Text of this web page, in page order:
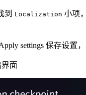
到 Localization 小项
settings 保存设置，
界面